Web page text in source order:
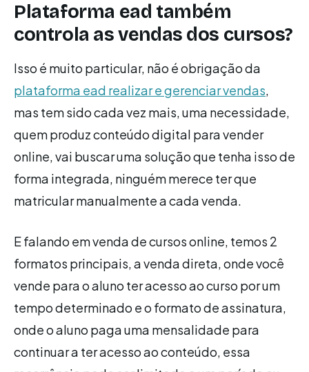
Plataforma ead também
controla as vendas dos cursos?
Isso é muito particular, não é obrigação da
plataforma ead realizar e gerenciar vendas,
mas tem sido cada vez mais, uma necessidade,
quem produz conteúdo digital para vender
online, vai buscar uma solução que tenha isso de
forma integrada, ninguém merece ter que
matricular manualmente a cada venda.
E falando em venda de cursos online, temos 2
formatos principais, a venda direta, onde você
vende para o aluno ter acesso ao curso por um
tempo determinado e o formato de assinatura,
onde o aluno paga uma mensalidade para
continuar a ter acesso ao conteúdo, essa